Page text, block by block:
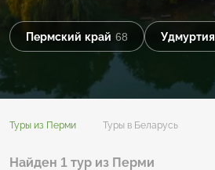
Пермский край 68 Удмуртия
Туры из Перми Туры в Беларусь
Найден 1 тур из Перми